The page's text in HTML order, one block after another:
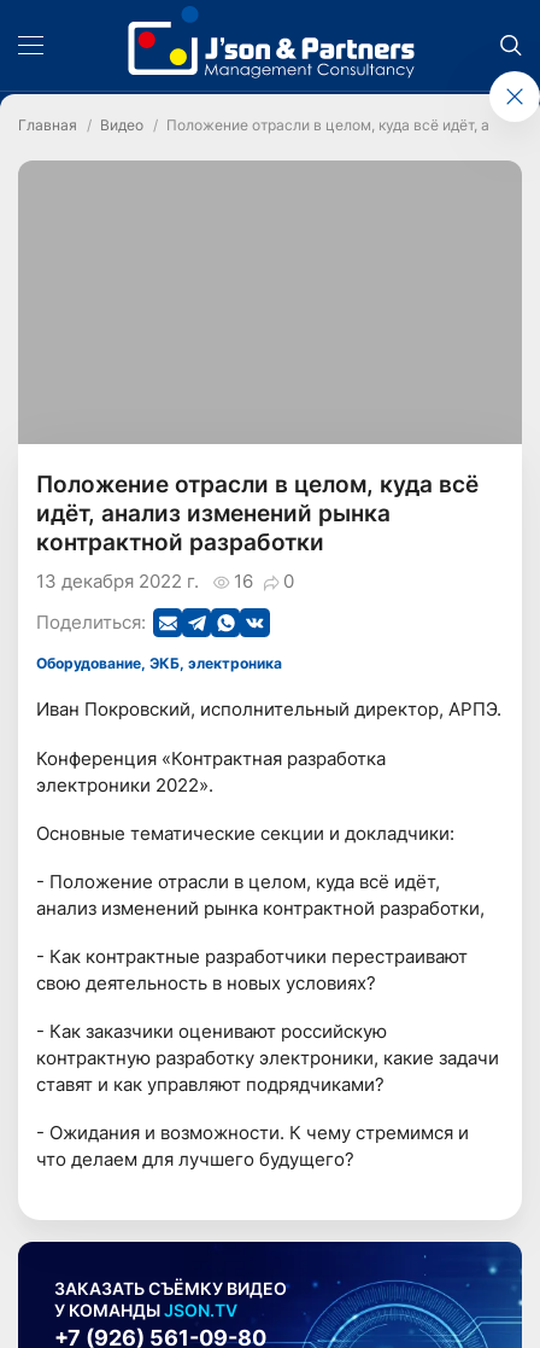
Главная Видео Положение отрасли в целом, куда всё идёт, анализ
Положение отрасли в целом, куда всё
идёт, анализ изменений рынка
контрактной разработки
16 0
13 декабря 2022 г.
Поделиться:
Оборудование, ЭКБ, электроника
Иван Покровский, исполнительный директор, АРПЭ.
Конференция «Контрактная разработка
электроники 2022».
Основные тематические секции и докладчики:
- Положение отрасли в целом, куда всё идёт,
анализ изменений рынка контрактной разработки,
- Как контрактные разработчики перестраивают
свою деятельность в новых условиях?
- Как заказчики оценивают российскую
контрактную разработку электроники, какие задачи
ставят и как управляют подрядчиками?
- Ожидания и возможности. К чему стремимся и
что делаем для лучшего будущего?
ЗАКАЗАТЬ СЪЁМКУ ВИДЕО
У КОМАНДЫJSON.TV
+7 (926) 561-09-80